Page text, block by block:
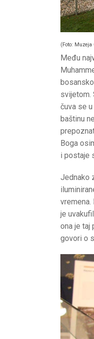
(Foto: Muzeja
Među
svijetom.
čuva se
baštinu
Boga
i postaje
Jednako
vremena.
je
ona je taj
govori o